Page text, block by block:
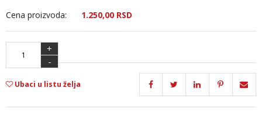
Cena proizvoda: 1.250,00 RSD
+
-
Ubaci u listu želja